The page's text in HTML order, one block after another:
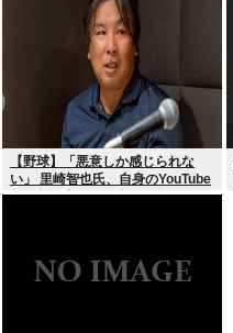
【野球】「悪意しか感じられな
い」 里崎智也氏、自身のYouTube
の無断記事化へ物申す… 語るメデ